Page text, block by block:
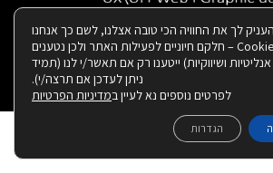
| בנייה ותחזוקת האתר:
לך את החוויה הכי טובה אצלנו, לשם כך אנחנו
משתמשים בקובצי Cookie – חלקם חיוניים לפעילות האתר ולכן נטענים
ושיווקיות) ייטענו רק אם תאשר/י לנו (תמיד
ניתן לעדכן אם תרצה/י).
לפרטים נוספים נא לעיין במדיניות הפרטיות
הגדרות